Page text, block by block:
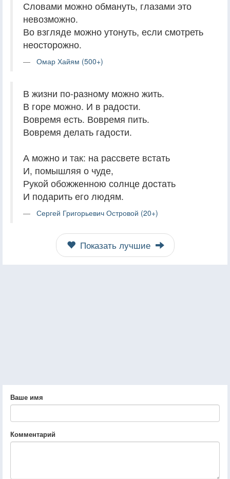
Словами можно обмануть, глазами это
невозможно.
Во взгляде можно утонуть, если смотреть
неосторожно.
Омар Хайям (500+)
В жизни по-разному можно жить.
В горе можно. И в радости.
Вовремя есть. Вовремя пить.
Вовремя делать гадости.
А можно и так: на рассвете встать
И, помышляя о чуде,
Рукой обожженною солнце достать
И подарить его людям.
Сергей Григорьевич Островой (20+)
Показать лучшие
Ваше имя
Комментарий